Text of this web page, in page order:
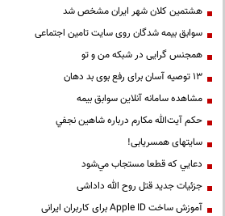
هشتمین کلان شهر ایران مشخص شد
سوابق بیمه شدگان روی سایت تامین اجتماعی
همجنس گرایی در شبکه من و تو
13 توصیه آسان برای رفع بوی بد دهان
مشاهده سامانه آنلاين سوابق بیمه
حكم آيت‌الله مكارم درباره شاهين نجفي
سایتهای همسریابی!
دعايي كه قطعا مستجاب مي‌شود
جزئیات جدید قتل روح الله داداشی
آموزش ساخت Apple ID برای کاربران ایرانی